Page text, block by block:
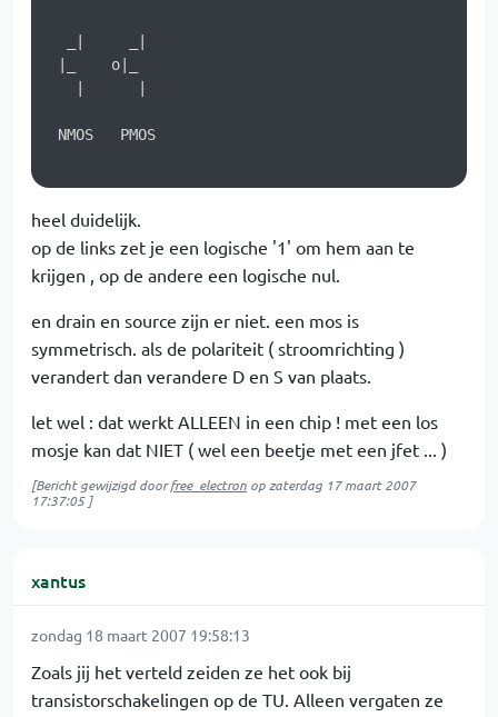
|_    o|_
NMOS   PMOS
heel duidelijk.
op de links zet je een logische '1' om hem aan te
krijgen , op de andere een logische nul.
en drain en source zijn er niet. een mos is
symmetrisch. als de polariteit ( stroomrichting )
verandert dan verandere D en S van plaats.
let wel : dat werkt ALLEEN in een chip ! met een los
mosje kan dat NIET ( wel een beetje met een jfet ... )
[Bericht gewijzigd doorfree_electron op zaterdag 17 maart 2007
17:37:05]
xantus
zondag 18 maart 2007 19:58:13
Zoals jij het verteld zeiden ze het ook bij
transistorschakelingen op de TU. Alleen vergaten ze